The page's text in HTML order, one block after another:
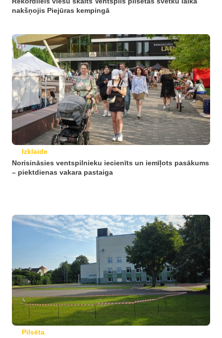
nakšņojis Piejūras kempingā
Izklaide
Norisināsies ventspilnieku iecienīts un iemīļots pasākums
– piektdienas vakara pastaiga
Pilsēta